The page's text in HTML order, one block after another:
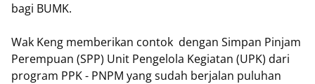
bagi BUMK.
Wak Keng memberikan contok dengan Simpan Pinjam
Perempuan (SPP) Unit Pengelola Kegiatan (UPK) dari
program PPK - PNPM yang sudah berjalan puluhan